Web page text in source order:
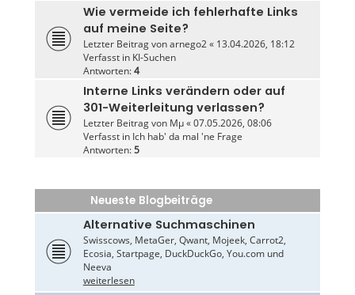
Wie vermeide ich fehlerhafte Links
auf meine Seite?
Letzter Beitrag vonarnego2« 13.04.2026, 18:12
Verfasst in KI-Suchen
Antworten:4
Interne Links verändern oder auf
301-Weiterleitung verlassen?
Letzter Beitrag von Mµ«07.05.2026, 08:06
Verfasst in Ich hab' da mal 'ne Frage
Antworten:5
Neueste Blogbeiträge
Alternative Suchmaschinen
Swisscows, MetaGer, Qwant, Mojeek, Carrot2,
Ecosia, Startpage, DuckDuckGo, You.com und
Neeva
weiterlesen